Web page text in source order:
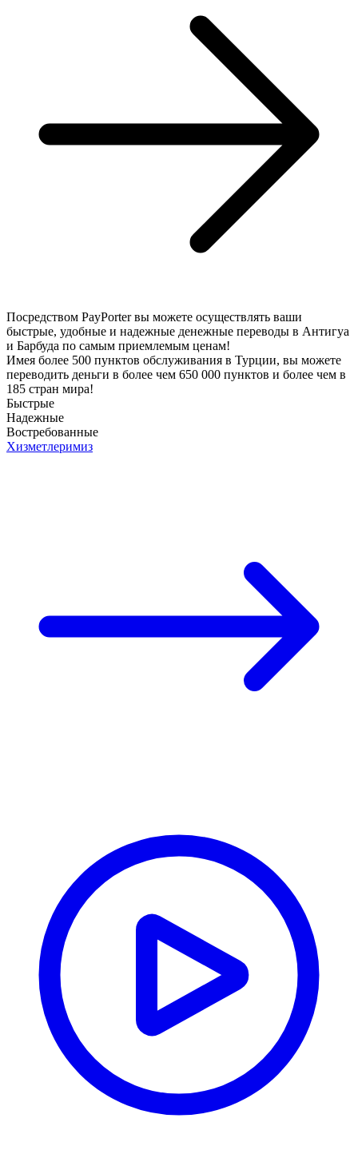
Посредством PayPorter вы можете осуществлять ваши
быстрые, удобные и надежные денежные переводы в Антигуа
и Барбуда по самым приемлемым ценам!
Имея более 500 пунктов обслуживания в Турции, вы можете
переводить деньги в более чем 650 000 пунктов и более чем в
185 стран мира!
Быстрые
Надежные
Востребованные
Хизметлеримиз